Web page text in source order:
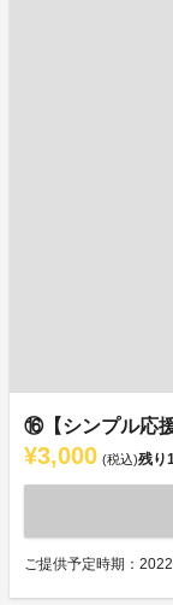
⑯【シンプル応
¥3,000 (税込)残り
ご提供予定時期：